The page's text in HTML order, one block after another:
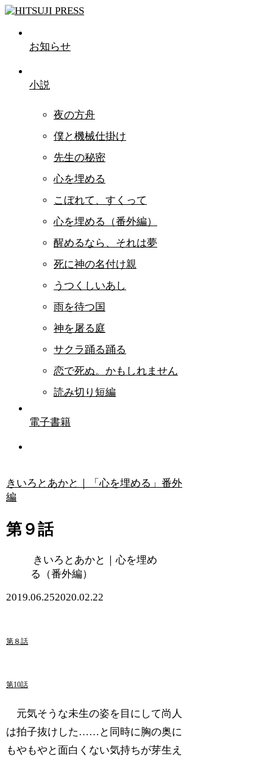
お知らせ
小説
夜の方舟
僕と機械仕掛け
先生の秘密
心を埋める
こぼれて、すくって
心を埋める（番外編）
醒めるなら、それは夢
死に神の名付け親
うつくしいあし
雨を待つ国
神を屠る庭
サクラ踊る踊る
恋で死ぬ。かもしれません
読み切り短編
電子書籍
きいろとあかと｜「心を埋める」番外
編
第９話
きいろとあかと｜心を埋め
る（番外編）
2019.06.252020.02.22
第８話
第10話
元気そうな未生の姿を目にして尚人
は拍子抜けした……と同時に胸の奥に
もやもやと面白くない気持ちが芽生え